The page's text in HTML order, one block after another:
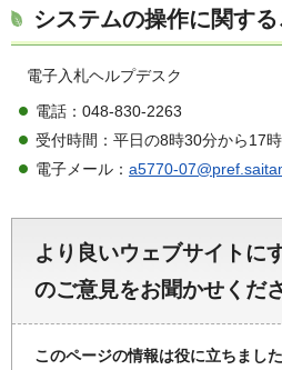
システムの操作に関する
電子入札ヘルプデスク
電話：048-830-2263
受付時間：平日の8時30分から17
電子メール： a5770-
より良いウェブサイトに
のご意見をお聞かせくだ
このページの情報は役に立ちまし